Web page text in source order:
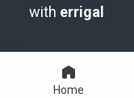
Home
with errigal